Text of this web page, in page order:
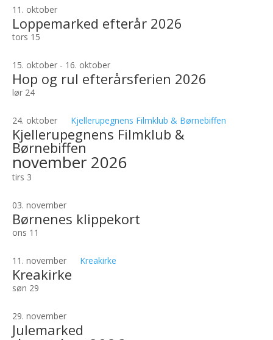
11. oktober
Loppemarked efterår 2026
tors 15
15. oktober- 16. oktober
Hop og rul efterårsferien 2026
lør 24
24. oktober Kjellerupegnens Filmklub & Børnebiffen
Kjellerupegnens Filmklub &
Børnebiffen
november 2026
tirs 3
03. november
Børnenes klippekort
ons 11
11. november Kreakirke
Kreakirke
søn 29
29. november
Julemarked